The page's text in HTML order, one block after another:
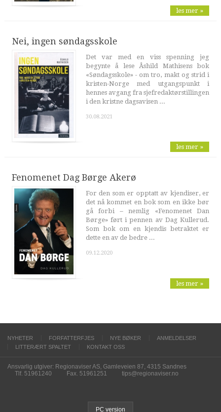
les mer »
Nei, ingen søndagsskole
Det var med en viss spenning jeg
begynte å lese Åshild Mathisens bok
«Søndagsskole» - om tro, makt og strid i
kristen-Norge med utgangspunkt i
hennes avgang fra sjefredaktørstillingen
i den kristne dagsavisen ...
30.08.2021
les mer »
Fenomenet Dag Børge Akerø
For den som er opptatt av kjendiser, er
det nå kommet en bok som en ikke bør
gå forbi – nemlig «Fenomenet Dan
Børge» ført i pennen av Dag Kullerud.
Som bok om en kjendis betraktet er
dette en av de bedre ...
09.12.2020
les mer »
NYHETER FORFATTERFJES NYE BØKER
ANMELDELSER
LITTERÆRT SPALTET
KONTAKT OSS
Ansvarlig utgiver: Regionaviser AS, Gamleveien 87, 4315 Sandnes
Tlf. 51961240
Fax. 51961251 tips@regionaviser.no
PC version